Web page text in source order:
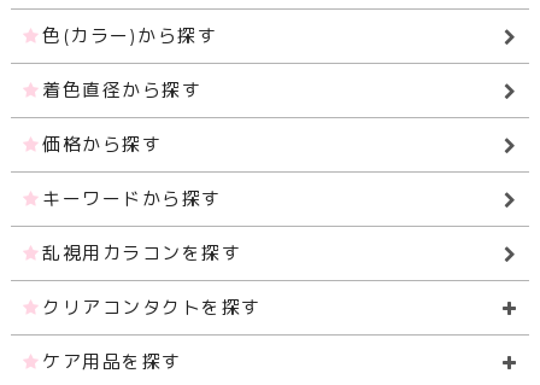
色(カラー)から探す
着色直径から探す
価格から探す
キーワードから探す
乱視用カラコンを探す
クリアコンタクトを探す
ケア用品を探す